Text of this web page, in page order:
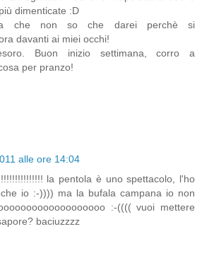
dimenticate :D
che non so che darei perchè si
davanti ai miei occhi!
Buon inizio settimana, corro a
per pranzo!
alle ore 14:04
la pentola è uno spettacolo, l'ho
io :-)))) ma la bufala campana io non
:-(((( vuoi mettere
baciuzzzz